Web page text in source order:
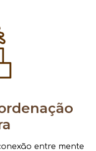
entre mente